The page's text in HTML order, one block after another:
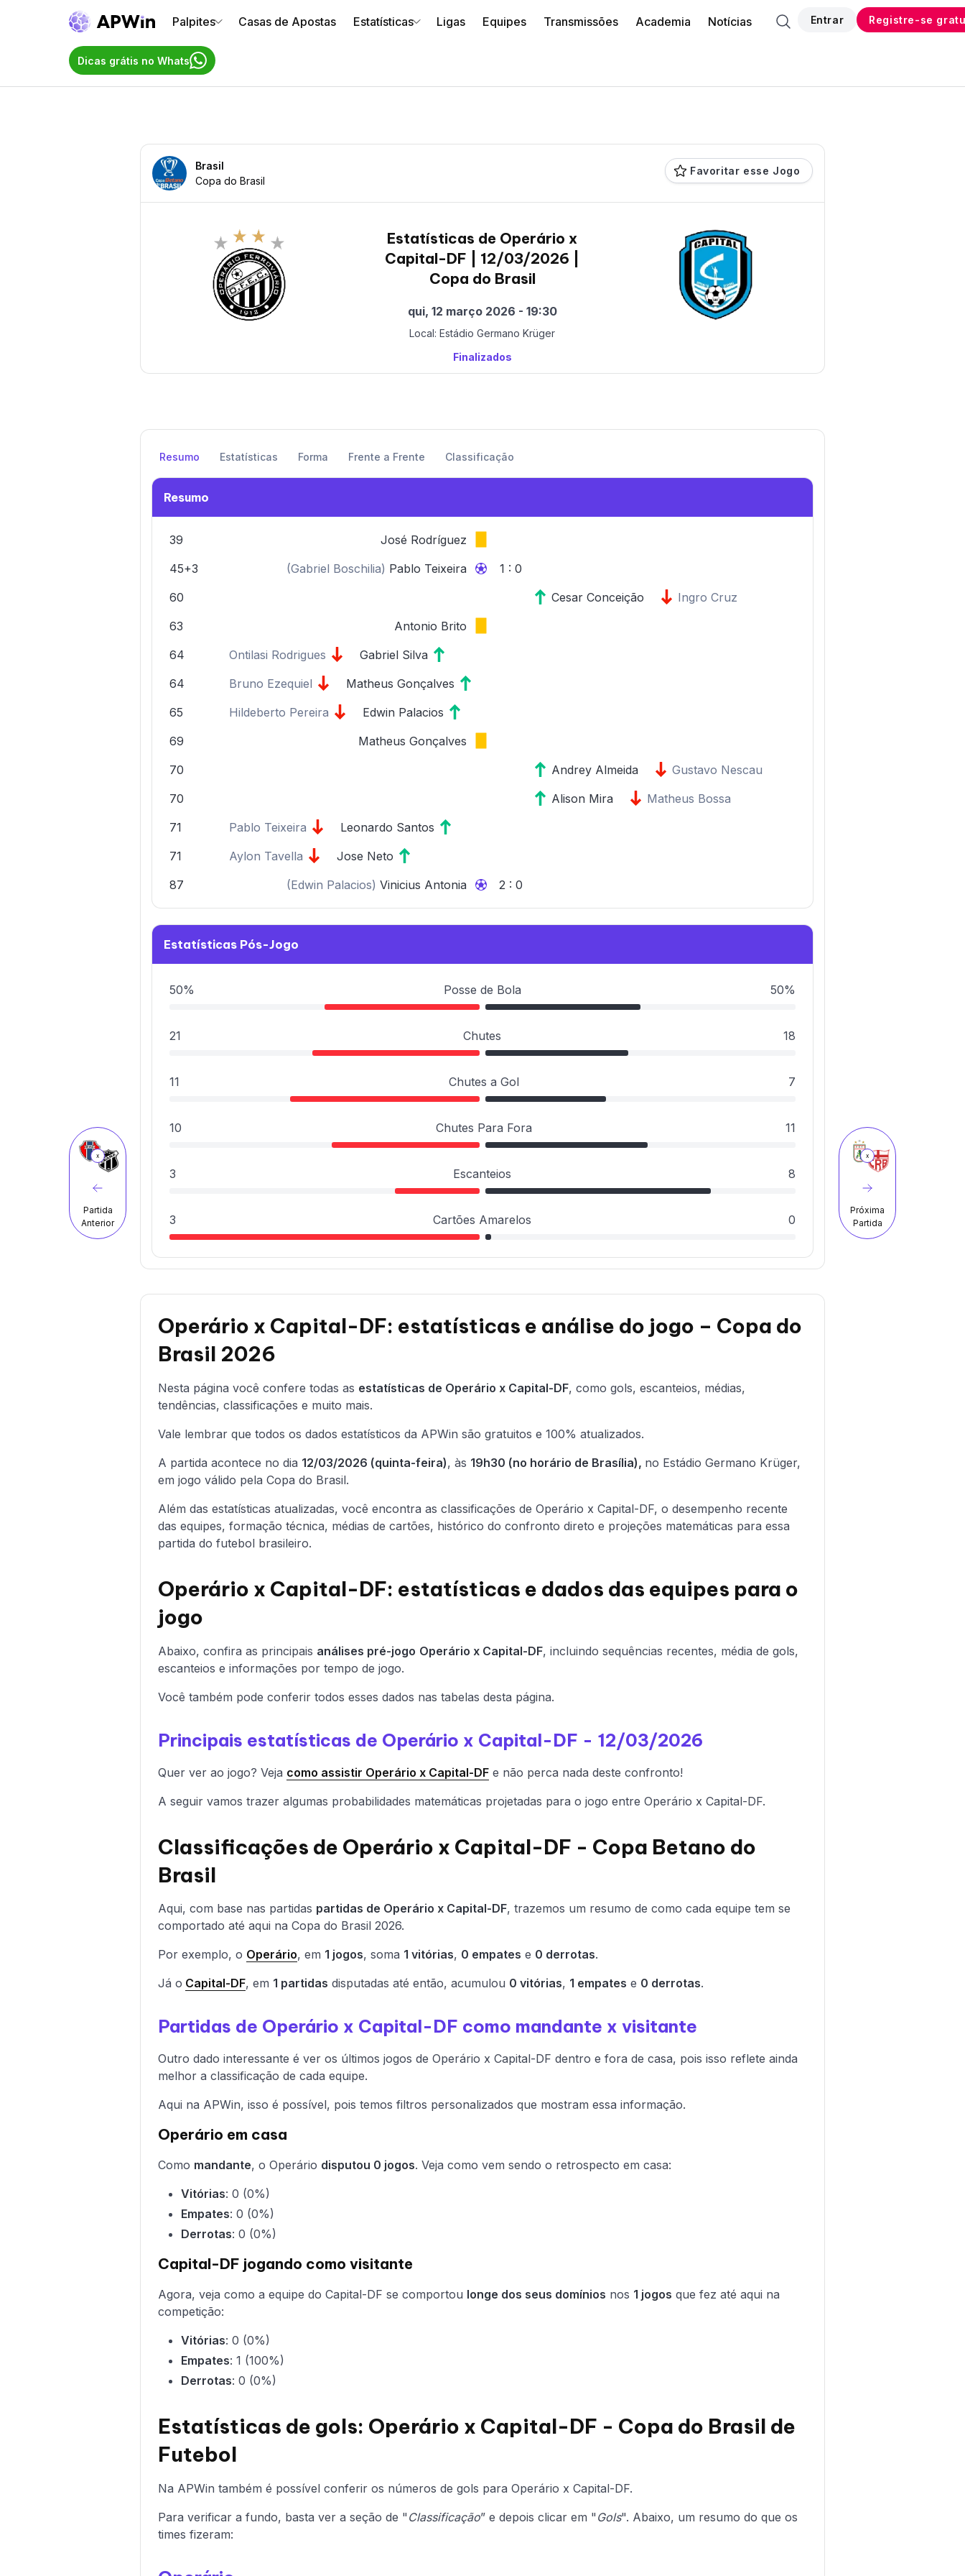
Palpites Casas de Apostas Estatísticas Ligas Equipes Transmissões Academia Notícias Entrar Registre-se
Dicas grátis no Whats
x
Partida
Anterior
x
Próxima
Partida
Brasil
Copa do Brasil
Favoritar esse Jogo
Estatísticas de Operário x
Capital-DF | 12/03/2026 |
Copa do Brasil
qui, 12 março 2026 - 19:30
Local: Estádio Germano Krüger
Finalizados
Resumo Estatísticas Forma Frente a Frente Classificação
Resumo
39
José Rodríguez
45+3
(Gabriel Boschilia) Pablo Teixeira
1 : 0
60
Cesar Conceição
Ingro Cruz
63
Antonio Brito
64
Ontilasi Rodrigues
Gabriel Silva
64
Bruno Ezequiel
Matheus Gonçalves
65
Hildeberto Pereira
Edwin Palacios
69
Matheus Gonçalves
70
Andrey Almeida
Gustavo Nescau
70
Alison Mira
Matheus Bossa
71
Pablo Teixeira
Leonardo Santos
71
Aylon Tavella
Jose Neto
87
(Edwin Palacios) Vinicius Antonia 2 : 0
Estatísticas Pós-Jogo
50% Posse de Bola 50%
21 Chutes 18
11 Chutes a Gol 7
10 Chutes Para Fora 11
3 Escanteios 8
3 Cartões Amarelos 0
Operário x Capital-DF: estatísticas e análise do jogo – Copa do
Brasil 2026
Nesta página você confere todas as estatísticas de Operário x Capital-DF, como gols, escanteios, médias,
tendências, classificações e muito mais.
Vale lembrar que todos os dados estatísticos da APWin são gratuitos e 100% atualizados.
A partida acontece no dia 12/03/2026 (quinta-feira), às 19h30 (no horário de Brasília), no Estádio Germano Krüger,
em jogo válido pela Copa do Brasil.
Além das estatísticas atualizadas, você encontra as classificações de Operário x Capital-DF, o desempenho recente
das equipes, formação técnica, médias de cartões, histórico do confronto direto e projeções matemáticas para essa
partida do futebol brasileiro.
Operário x Capital-DF: estatísticas e dados das equipes para o
jogo
Abaixo, confira as principais análises pré-jogo Operário x Capital-DF, incluindo sequências recentes, média de gols,
escanteios e informações por tempo de jogo.
Você também pode conferir todos esses dados nas tabelas desta página.
Principais estatísticas de Operário x Capital-DF - 12/03/2026
Quer ver ao jogo? Veja como assistir Operário x Capital-DF e não perca nada deste confronto!
A seguir vamos trazer algumas probabilidades matemáticas projetadas para o jogo entre Operário x Capital-DF.
Classificações de Operário x Capital-DF - Copa Betano do
Brasil
Aqui, com base nas partidas partidas de Operário x Capital-DF, trazemos um resumo de como cada equipe tem se
comportado até aqui na Copa do Brasil 2026.
Por exemplo, o Operário, em 1 jogos, soma 1 vitórias, 0 empates e 0 derrotas.
Já o Capital-DF, em 1 partidas disputadas até então, acumulou 0 vitórias, 1 empates e 0 derrotas.
Partidas de Operário x Capital-DF como mandante x visitante
Outro dado interessante é ver os últimos jogos de Operário x Capital-DF dentro e fora de casa, pois isso reflete ainda
melhor a classificação de cada equipe.
Aqui na APWin, isso é possível, pois temos filtros personalizados que mostram essa informação.
Operário em casa
Como mandante, o Operário disputou 0 jogos. Veja como vem sendo o retrospecto em casa:
Vitórias: 0 (0%)
Empates: 0 (0%)
Derrotas: 0 (0%)
Capital-DF jogando como visitante
Agora, veja como a equipe do Capital-DF se comportou longe dos seus domínios nos 1 jogos que fez até aqui na
competição:
Vitórias: 0 (0%)
Empates: 1 (100%)
Derrotas: 0 (0%)
Estatísticas de gols: Operário x Capital-DF - Copa do Brasil de
Futebol
Na APWin também é possível conferir os números de gols para Operário x Capital-DF.
Para verificar a fundo, basta ver a seção de " Classificação” e depois clicar em " Gols". Abaixo, um resumo do que os
times fizeram: